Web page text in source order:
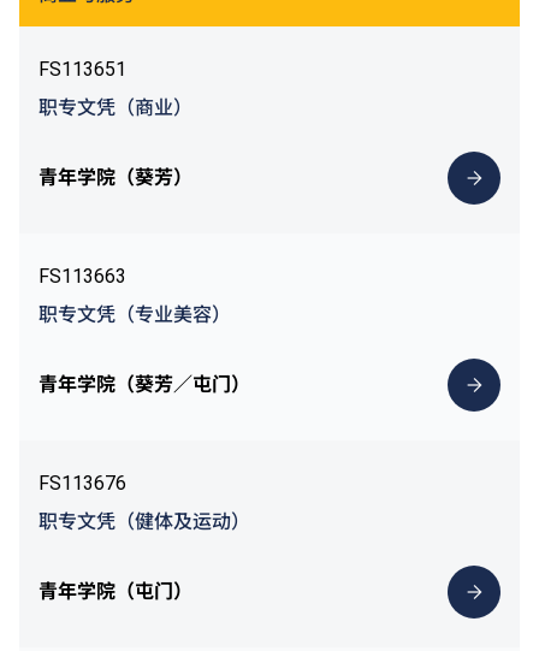
FS113651
职专文凭（商业）
青年学院（葵芳）
FS113663
职专文凭（专业美容）
青年学院（葵芳／屯门）
FS113676
职专文凭（健体及运动）
青年学院（屯门）